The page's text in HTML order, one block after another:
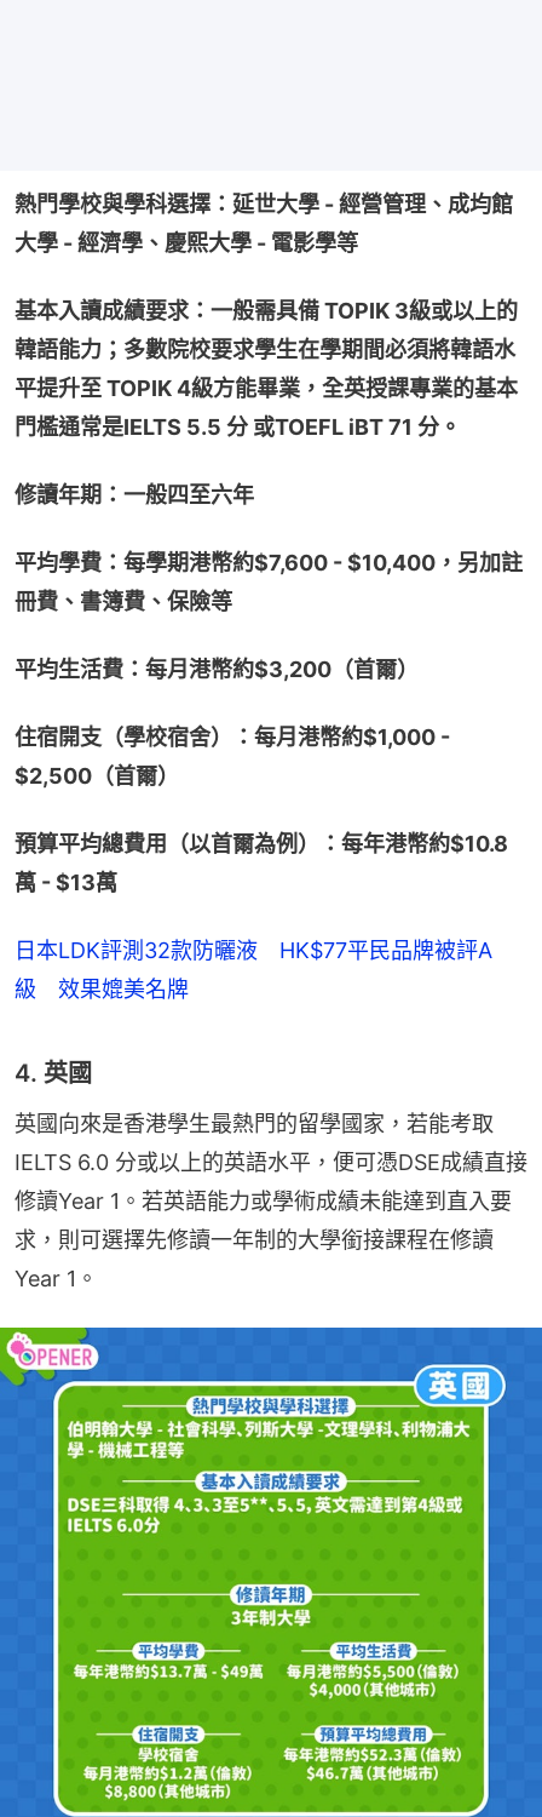
熱門學校與學科選擇：延世大學 - 經營管理、成均館
大學 - 經濟學、慶熙大學 - 電影學等
基本入讀成績要求：一般需具備 TOPIK 3級或以上的
韓語能力；多數院校要求學生在學期間必須將韓語水
平提升至 TOPIK 4級方能畢業，全英授課專業的基本
門檻通常是IELTS 5.5 分 或TOEFL iBT 71 分。
修讀年期：一般四至六年
平均學費：每學期港幣約$7,600 - $10,400，另加註
冊費、書簿費、保險等
平均生活費：每月港幣約$3,200（首爾）
住宿開支（學校宿舍）：每月港幣約$1,000 -
$2,500（首爾）
預算平均總費用（以首爾為例）：每年港幣約$10.8
萬 - $13萬
日本LDK評測32款防曬液 HK$77平民品牌被評A
級 效果媲美名牌
4. 英國
英國向來是香港學生最熱門的留學國家，若能考取
IELTS 6.0 分或以上的英語水平，便可憑DSE成績直接
修讀Year 1。若英語能力或學術成績未能達到直入要
求，則可選擇先修讀一年制的大學銜接課程在修讀
Year 1。